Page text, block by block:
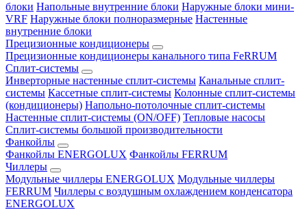
блоки Напольные внутренние блоки Наружные блоки мини-
VRF Наружные блоки полноразмерные Настенные
внутренние блоки
Прецизионные кондиционеры
Прецизионные кондиционеры канального типа FeRRUM
Сплит-системы
Инверторные настенные сплит-системы Канальные сплит-
системы Кассетные сплит-системы Колонные сплит-системы
(кондиционеры) Напольно-потолочные сплит-системы
Настенные сплит-системы (ON/OFF) Тепловые насосы
Сплит-системы большой производительности
Фанкойлы
Фанкойлы ENERGOLUX Фанкойлы FERRUM
Чиллеры
Модульные чиллеры ENERGOLUX Модульные чиллеры
FERRUM Чиллеры с воздушным охлаждением конденсатора
ENERGOLUX